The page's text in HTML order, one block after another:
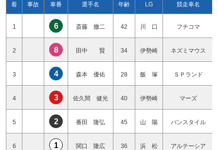
着 事故 車番 選手名 年齢 LG 競走車名
1 6 斎藤 撤二 42 川 口 フチコマ
2 8 田中 賢 34 伊勢崎 ネズミマウス
3 4 森本 優佑 28 飯 塚 ＳＰランド
4 3 佐久間 健光 40 伊勢崎 マーズ
5 2 番田 隆弘 45 山 陽 バンスタイル
6 1 関口 隆広 36 浜 松 アルテーシア